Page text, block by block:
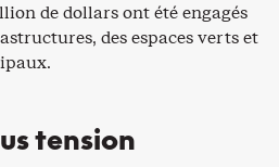
de dollars ont été engagés
des espaces verts et
tension